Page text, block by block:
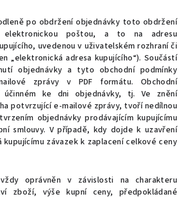
po obdržení objednávky toto obdržení
elektronickou poštou, a to na adresu
uvedenou v uživatelském rozhraní či
„elektronická adresa kupujícího“). Součástí
objednávky a tyto obchodní podmínky
zprávy v PDF formátu. Obchodní
účinném ke dni objednávky, tj. Ve znění
potvrzující e-mailové zprávy, tvoří nedílnou
objednávky prodávajícím kupujícímu
smlouvy. V případě, kdy dojde k uzavření
kupujícímu závazek k zaplacení celkové ceny
oprávněn v závislosti na charakteru
zboží, výše kupní ceny, předpokládané